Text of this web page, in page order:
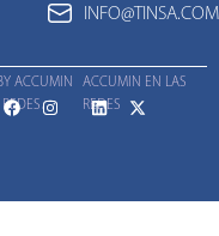
ACCUMIN
ACCUMIN EN LAS
REDES